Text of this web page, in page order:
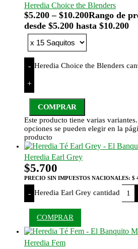
Heredia Choice the Blenders
$5.200 – $10.200Rango de
desde $5.200 hasta $10.200
- Heredia Choice the Blenders
+
COMPRAR
Este producto tiene varias
opciones se pueden elegir en la
producto
Heredia Earl Grey
$5.700
PRECIO SIN IMPUESTOS NACIONALES: $
- Heredia Earl Grey cantidad
COMPRAR
Heredia Fem